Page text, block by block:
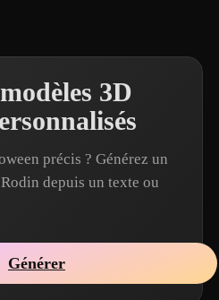
3D
précis ? Générez un
depuis un texte ou
Générer